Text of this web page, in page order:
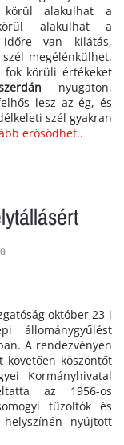
alakulhat a
alakulhat a
van kilátás,
megélénkülhet.
fok körüli értékeket
nyugaton,
lesz az ég, és
szél gyakran
erősödhet..
október 23-i
állománygyűlést
A rendezvényen
követően köszöntőt
Kormányhivatal
az 1956-os
tűzoltók és
helyszínén nyújtott